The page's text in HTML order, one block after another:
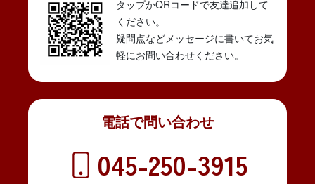
タップかQRコードで友達追加して
ください。
疑問点などメッセージに書いてお気
軽にお問い合わせください。
電話で問い合わせ
045-250-3915